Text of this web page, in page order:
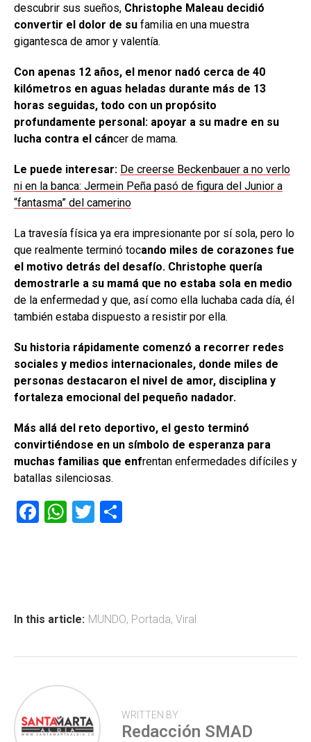
descubrir sus sueños, Christophe Maleau decidió
convertir el dolor de su familia en una muestra
gigantesca de amor y valentía.
Con apenas 12 años, el menor nadó cerca de 40
kilómetros en aguas heladas durante más de 13
horas seguidas, todo con un propósito
profundamente personal: apoyar a su madre en su
lucha contra el cáncer de mama.
Le puede interesar: De creerse Beckenbauer a no verlo
ni en la banca: Jermein Peña pasó de figura del Junior a
“fantasma” del camerino
La travesía física ya era impresionante por sí sola, pero lo
que realmente terminó tocando miles de corazones fue
el motivo detrás del desafío. Christophe quería
demostrarle a su mamá que no estaba sola en medio
de la enfermedad y que, así como ella luchaba cada día, él
también estaba dispuesto a resistir por ella.
Su historia rápidamente comenzó a recorrer redes
sociales y medios internacionales, donde miles de
personas destacaron el nivel de amor, disciplina y
fortaleza emocional del pequeño nadador.
Más allá del reto deportivo, el gesto terminó
convirtiéndose en un símbolo de esperanza para
muchas familias que enfrentan enfermedades difíciles y
batallas silenciosas.
F
ok
W
p
T
tir
In this article: MUNDO, Portada, Viral
WRITTEN BY
Redacción SMAD